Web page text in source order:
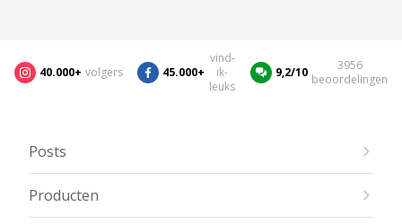
40.000+ volgers 45.000+
vind-
ik-
leuks
9,2/10
3956
beoordelingen
Posts
Producten